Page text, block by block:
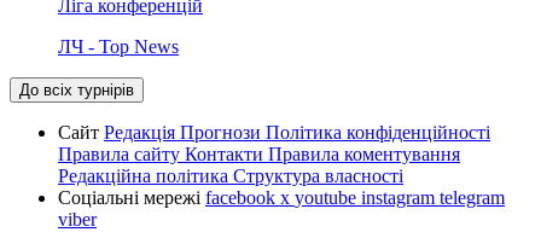
Ліга конференцій
ЛЧ - Top News
До всіх турнірів
Сайт Редакція Прогнози Політика конфіденційності
Правила сайту Контакти Правила коментування
Редакційна політика Структура власності
Соціальні мережі facebook x youtube instagram telegram
viber